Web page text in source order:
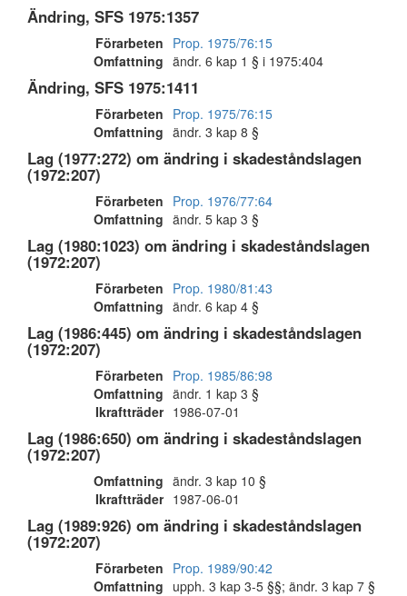
Ändring, SFS 1975:1357
Förarbeten Prop. 1975/76:15
Omfattning ändr. 6 kap 1 § i 1975:404
Ändring, SFS 1975:1411
Förarbeten Prop. 1975/76:15
Omfattning ändr. 3 kap 8 §
Lag (1977:272) om ändring i skadeståndslagen
(1972:207)
Förarbeten Prop. 1976/77:64
Omfattning ändr. 5 kap 3 §
Lag (1980:1023) om ändring i skadeståndslagen
(1972:207)
Förarbeten Prop. 1980/81:43
Omfattning ändr. 6 kap 4 §
Lag (1986:445) om ändring i skadeståndslagen
(1972:207)
Förarbeten Prop. 1985/86:98
Omfattning ändr. 1 kap 3 §
Ikraftträder 1986-07-01
Lag (1986:650) om ändring i skadeståndslagen
(1972:207)
Omfattning ändr. 3 kap 10 §
Ikraftträder 1987-06-01
Lag (1989:926) om ändring i skadeståndslagen
(1972:207)
Förarbeten Prop. 1989/90:42
Omfattning upph. 3 kap 3-5 §§; ändr. 3 kap 7 §